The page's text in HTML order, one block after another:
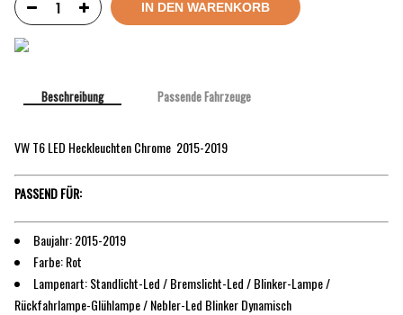
IN DEN WARENKORB
Beschreibung Passende Fahrzeuge
VW T6 LED Heckleuchten Chrome 2015-2019
PASSEND FÜR:
Baujahr: 2015-2019
Farbe: Rot
Lampenart: Standlicht-Led / Bremslicht-Led / Blinker-Lampe /
Rückfahrlampe-Glühlampe / Nebler-Led Blinker Dynamisch